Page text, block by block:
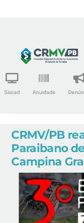
content
Siscad Anuidade
CRMV/PB
Paraibano
Campina